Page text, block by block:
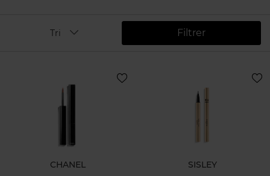
Filtrer
Tri
CHANEL SISLEY